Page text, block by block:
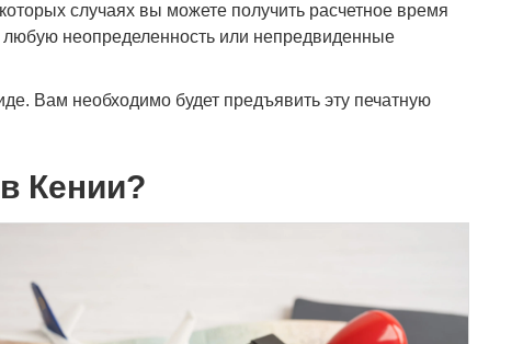
случаях вы можете получить расчетное время
неопределенность или непредвиденные
Вам необходимо будет предъявить эту печатную
Кении?